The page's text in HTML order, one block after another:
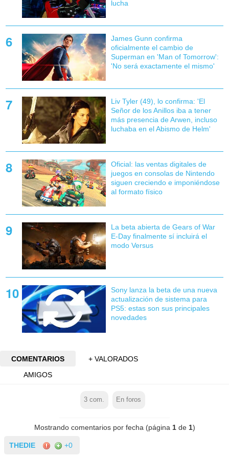
lucha
James Gunn confirma
oficialmente el cambio de
Superman en 'Man of Tomorrow':
'No será exactamente el mismo'
Liv Tyler (49), lo confirma: 'El
Señor de los Anillos iba a tener
más presencia de Arwen, incluso
luchaba en el Abismo de Helm'
Oficial: las ventas digitales de
juegos en consolas de Nintendo
siguen creciendo e imponiéndose
al formato físico
La beta abierta de Gears of War
E-Day finalmente sí incluirá el
modo Versus
Sony lanza la beta de una nueva
actualización de sistema para
PS5: estas son sus principales
novedades
COMENTARIOS
+ VALORADOS
AMIGOS
3 com. En foros
Mostrando comentarios por fecha (página 1de 1)
THEDIE +0